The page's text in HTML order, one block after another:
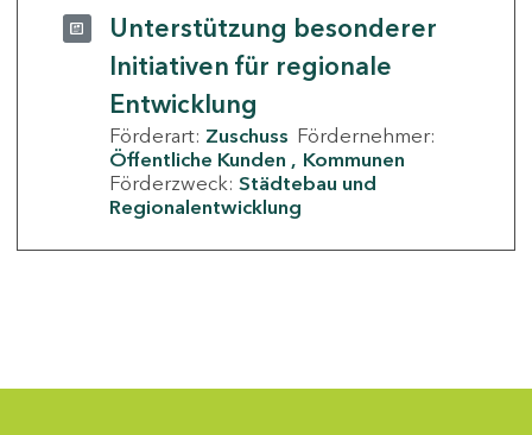
Unterstützung besonderer
Initiativen für regionale
Entwicklung
Förderart: Zuschuss Fördernehmer:
Öffentliche Kunden
Kommunen
Förderzweck: Städtebau und
Regionalentwicklung